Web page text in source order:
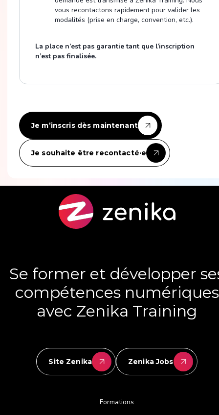
vous recontactons rapidement pour valider les
modalités (prise en charge, convention, etc.).
La place n’est pas garantie tant que l’inscription
n’est pas finalisée.
Je m’inscris dès maintenant
Je souhaite être recontacté·e
Se former et développer
compétences numériques
avec Zenika Training
Site Zenika Zenika Jobs
Formations